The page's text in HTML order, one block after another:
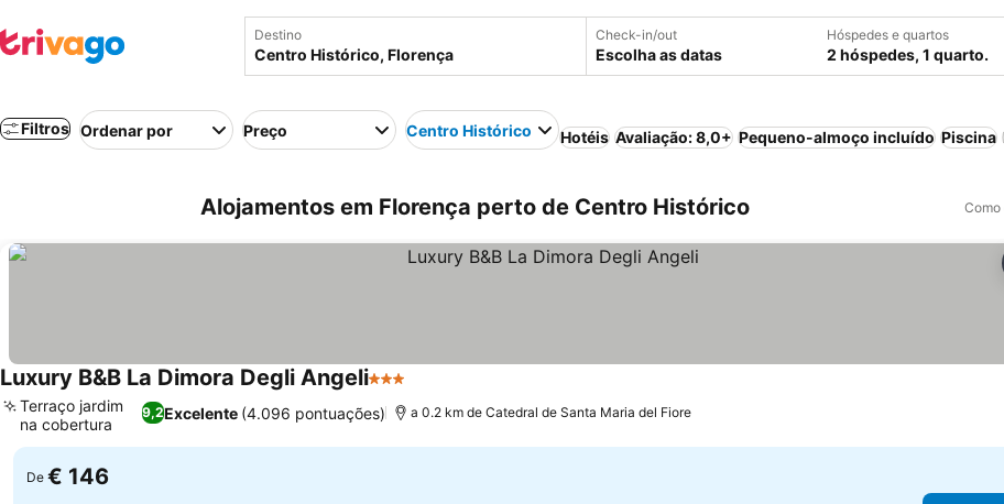
Destino Check-in/out
Escolha as datas
Hóspedes e quartos
2 hóspedes, 1 quarto.
Filtros Ordenar por Preço Centro Histórico Hotéis Avaliação: 8,0+ Pequeno-almoço incluído Piscina
Alojamentos em Florença perto de Centro Histórico
Luxury B&B La Dimora Degli Angeli3 Estrelas
9,2Excelente (4.096 pontuações)
Terraço jardim
na cobertura
a 0.2 km de Catedral de Santa Maria del Fiore
De € 146